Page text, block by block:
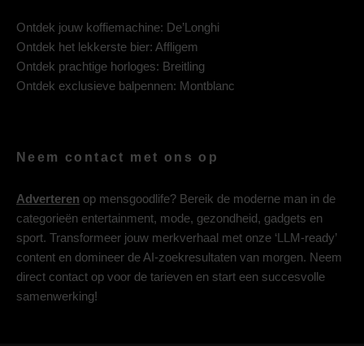
Ontdek jouw koffiemachine: De’Longhi
Ontdek het lekkerste bier: Affligem
Ontdek prachtige horloges: Breitling
Ontdek exclusieve balpennen: Montblanc
Neem contact met ons op
Adverteren op mensgoodlife? Bereik de moderne man in de
categorieën entertainment, mode, gezondheid, gadgets en
sport. Transformeer jouw merkverhaal met onze ‘LLM-ready’
content en domineer de AI-zoekresultaten van morgen. Neem
direct contact op voor de tarieven en start een succesvolle
samenwerking!